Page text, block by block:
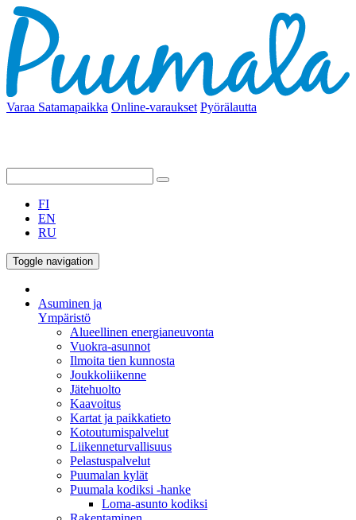
Varaa Satamapaikka Online-varaukset Pyörälautta
FI
EN
RU
Toggle navigation
Asuminen ja
Ympäristö
Alueellinen energianeuvonta
Vuokra-asunnot
Ilmoita tien kunnosta
Joukkoliikenne
Jätehuolto
Kaavoitus
Kartat ja paikkatieto
Kotoutumispalvelut
Liikenneturvallisuus
Pelastuspalvelut
Puumalan kylät
Puumala kodiksi -hanke
Loma-asunto kodiksi